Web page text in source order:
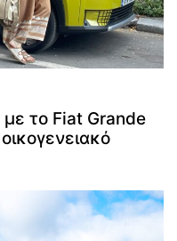
με το Fiat Grande